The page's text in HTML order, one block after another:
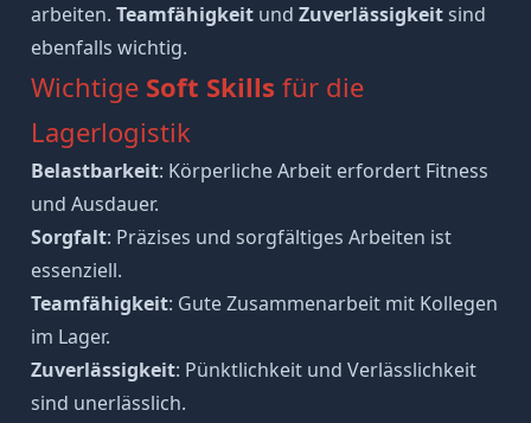
arbeiten. Teamfähigkeitund Zuverlässigkeitsind
ebenfalls wichtig.
Wichtige Soft Skills für die
Lagerlogistik
Belastbarkeit: Körperliche Arbeit erfordert Fitness
und Ausdauer.
Sorgfalt: Präzises und sorgfältiges Arbeiten ist
essenziell.
Teamfähigkeit: Gute Zusammenarbeit mit Kollegen
im Lager.
Zuverlässigkeit: Pünktlichkeit und Verlässlichkeit
sind unerlässlich.